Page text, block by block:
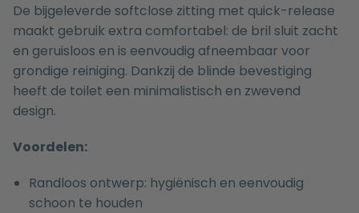
De bijgeleverde softclose zitting met quick-release
maakt gebruik extra comfortabel: de bril sluit zacht
en geruisloos en is eenvoudig afneembaar voor
grondige reiniging. Dankzij de blinde bevestiging
heeft de toilet een minimalistisch en zwevend
design.
Voordelen:
Randloos ontwerp: hygiënisch en eenvoudig
schoon te houden